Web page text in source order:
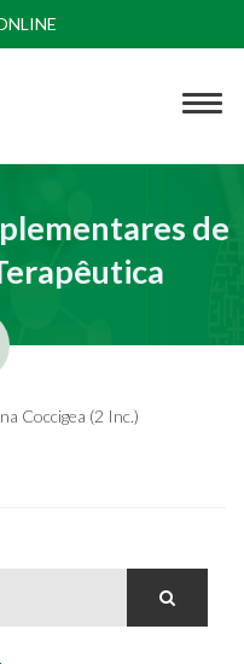
de
Coccigea (2 Inc.)